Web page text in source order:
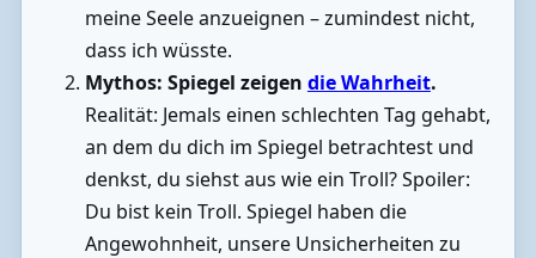
meine Seele anzueignen – zumindest nicht,
dass ich wüsste.
Mythos: Spiegel zeigen die Wahrheit.
Realität: Jemals einen schlechten Tag gehabt,
an dem du dich im Spiegel betrachtest und
denkst, du siehst aus wie ein Troll? Spoiler:
Du bist kein Troll. Spiegel haben die
Angewohnheit, unsere Unsicherheiten zu